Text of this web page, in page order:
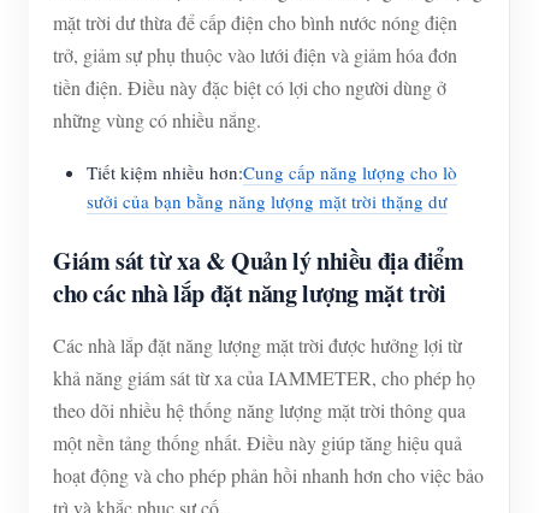
mặt trời dư thừa để cấp điện cho bình nước nóng điện
trở, giảm sự phụ thuộc vào lưới điện và giảm hóa đơn
tiền điện. Điều này đặc biệt có lợi cho người dùng ở
những vùng có nhiều nắng.
Tiết kiệm nhiều hơn:Cung cấp năng lượng cho lò
sưởi của bạn bằng năng lượng mặt trời thặng dư
Giám sát từ xa & Quản lý nhiều địa điểm
cho các nhà lắp đặt năng lượng mặt trời
Các nhà lắp đặt năng lượng mặt trời được hưởng lợi từ
khả năng giám sát từ xa của IAMMETER, cho phép họ
theo dõi nhiều hệ thống năng lượng mặt trời thông qua
một nền tảng thống nhất. Điều này giúp tăng hiệu quả
hoạt động và cho phép phản hồi nhanh hơn cho việc bảo
trì và khắc phục sự cố.